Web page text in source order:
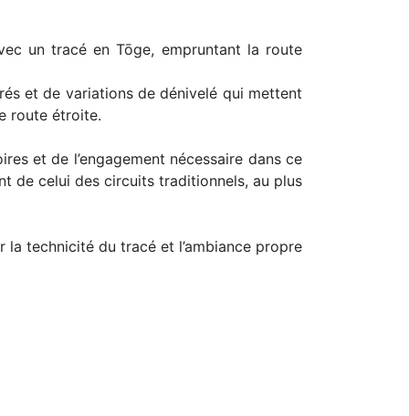
un tracé en Tōge, empruntant la route
et de variations de dénivelé qui mettent
route étroite.
et de l’engagement nécessaire dans ce
de celui des circuits traditionnels, au plus
technicité du tracé et l’ambiance propre